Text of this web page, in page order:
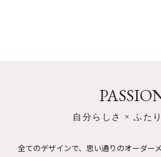
のドラマや映画に採用オファーを 頂戴
た指輪の詳細ページに記載をさせて頂
2023年現在）婚約指輪は166,100円～
自分らしさ × ふた
全てのデザインで、思い通りのオーダーメ